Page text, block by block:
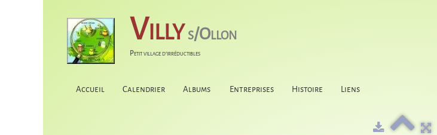
Villy s/Ollon
Petit village d'irréductibles
Accueil Calendrier Albums Entreprises Histoire Liens